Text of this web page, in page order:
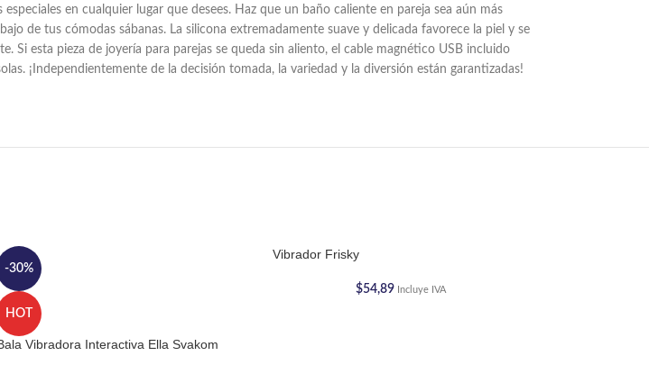
en cualquier lugar que desees. Haz que un baño caliente en pareja sea aún más
de tus cómodas sábanas. La silicona extremadamente suave y delicada favorece la piel y se
esta pieza de joyería para parejas se queda sin aliento, el cable magnético USB incluido
¡Independientemente de la decisión tomada, la variedad y la diversión están garantizadas!
-30%
HOT
Vibradora Interactiva Ella Svakom
Vibrador Frisky
$54,89 Incluye IVA